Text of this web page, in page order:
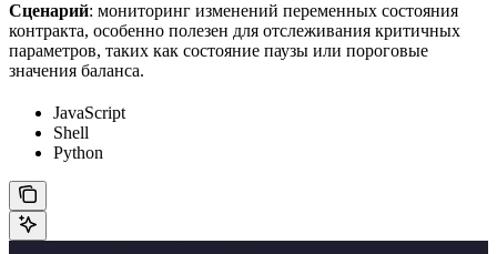
Сценарий: мониторинг изменений переменных состояния
контракта, особенно полезен для отслеживания критичных
параметров, таких как состояние паузы или пороговые
значения баланса.
JavaScript
Shell
Python